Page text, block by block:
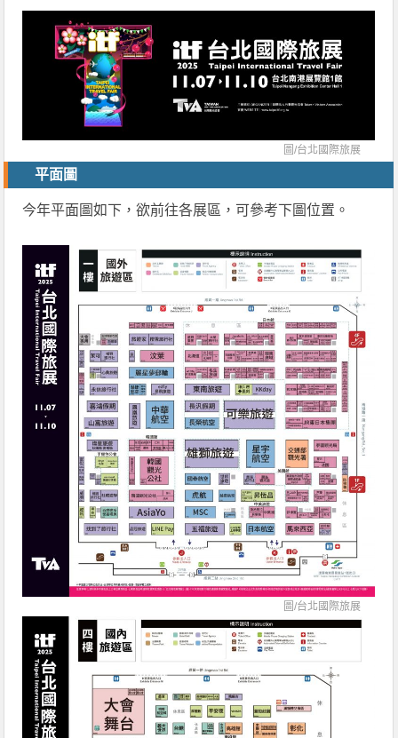
圖/台北國際旅展
平面圖
今年平面圖如下，欲前往各展區，可參考下圖位置。
圖/台北國際旅展